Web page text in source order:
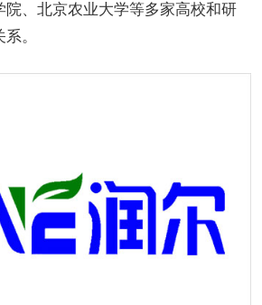
院、北京农业大学等多家高校和研
系。